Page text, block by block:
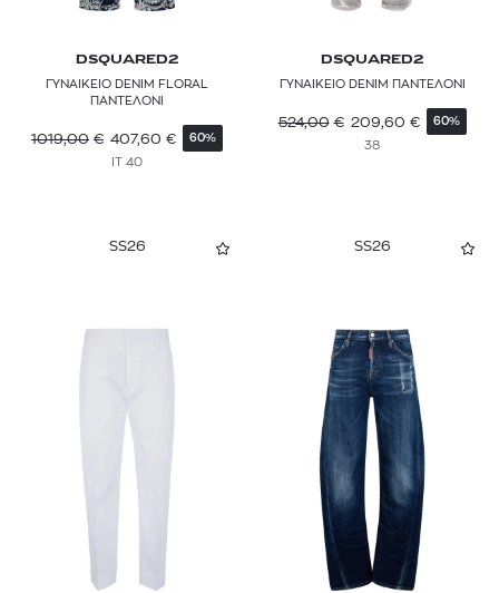
DSQUARED2
ΓΥΝΑΙΚΕΙΟ DENIM FLORAL
ΠΑΝΤΕΛΟΝΙ
1019,00 € 407,60 € 60%
IT 40
DSQUARED2
ΓΥΝΑΙΚΕΙΟ DENIM ΠΑΝΤΕΛΟΝΙ
524,00 € 209,60 € 60%
38
SS26 SS26